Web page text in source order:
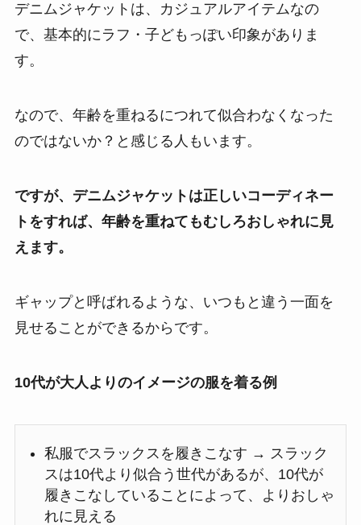
デニムジャケットは、カジュアルアイテムなの
で、基本的にラフ・子どもっぽい印象がありま
す。
なので、年齢を重ねるにつれて似合わなくなった
のではないか？と感じる人もいます。
ですが、デニムジャケットは正しいコーディネー
トをすれば、年齢を重ねてもむしろおしゃれに見
えます。
ギャップと呼ばれるような、いつもと違う一面を
見せることができるからです。
10代が大人よりのイメージの服を着る例
私服でスラックスを履きこなす → スラック
スは10代より似合う世代があるが、10代が
履きこなしていることによって、よりおしゃ
れに見える